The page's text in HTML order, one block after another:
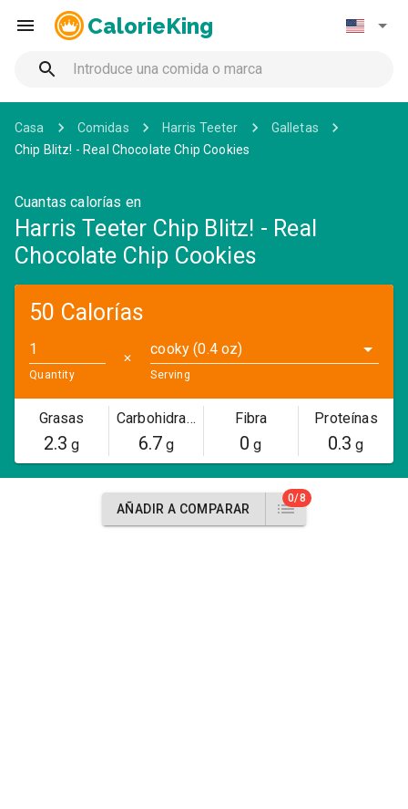
CalorieKing
Casa Comidas Harris Teeter
Galletas
Chip Blitz! - Real Chocolate Chip Cookies
Cuantas calorías en
Harris Teeter Chip Blitz! - Real
Chocolate Chip Cookies
50 Calorías
Quantity
✕
cooky (0.4 oz)
Serving
Grasas
2.3 g
Carbohidratos
6.7g
Fibra
0 g
Proteínas
0.3 g
AÑADIR A COMPARAR
0/8